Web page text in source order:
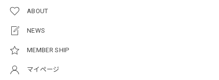
ABOUT
NEWS
MEMBER SHIP
マイページ